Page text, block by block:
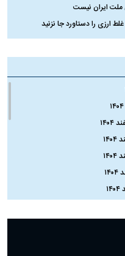
ملت ایران نیست
ارزی را دستاورد جا نزنید